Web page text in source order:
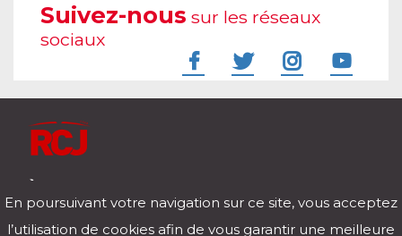
Suivez-nous sur les réseaux
sociaux
Télécharger notre application pour iOs et Android
En poursuivant votre navigation sur ce site, vous acceptez
l’utilisation de cookies afin de vous garantir une meilleure